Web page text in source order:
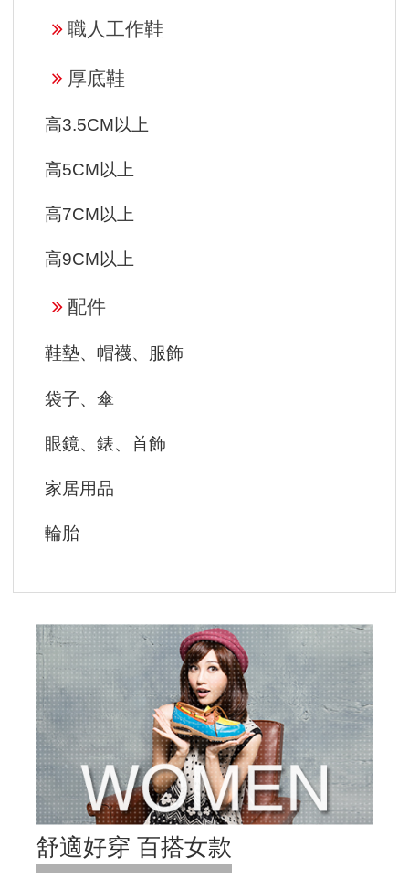
職人工作鞋
厚底鞋
高3.5CM以上
高5CM以上
高7CM以上
高9CM以上
配件
鞋墊、帽襪、服飾
袋子、傘
眼鏡、錶、首飾
家居用品
輪胎
舒適好穿 百搭女款